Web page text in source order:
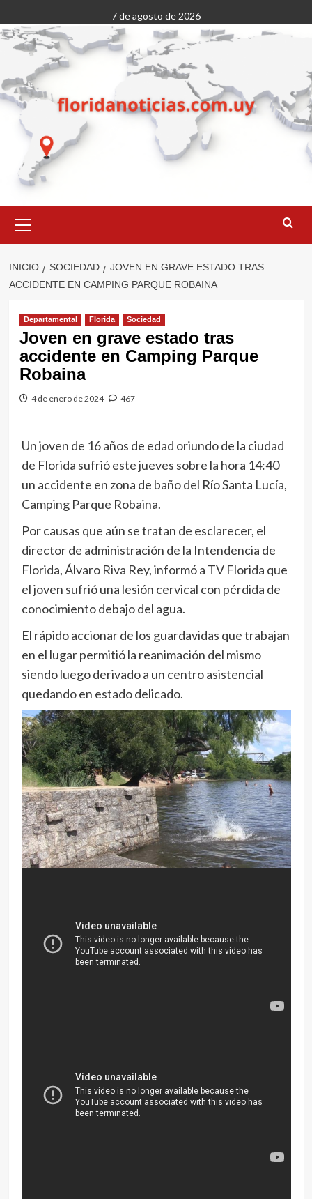
al
contenido
7 de agosto de 2026
primario
INICIO SOCIEDAD
JOVEN EN GRAVE ESTADO TRAS
ACCIDENTE EN CAMPING PARQUE ROBAINA
Departamental Florida Sociedad
Joven en grave estado tras
accidente en Camping Parque
Robaina
4 de enero de 2024 467
Un joven de 16 años de edad oriundo de la ciudad
de Florida sufrió este jueves sobre la hora 14:40
un accidente en zona de baño del Río Santa Lucía,
Camping Parque Robaina.
Por causas que aún se tratan de esclarecer, el
director de administración de la Intendencia de
Florida, Álvaro Riva Rey, informó a TV Florida que
el joven sufrió una lesión cervical con pérdida de
conocimiento debajo del agua.
El rápido accionar de los guardavidas que trabajan
en el lugar permitió la reanimación del mismo
siendo luego derivado a un centro asistencial
quedando en estado delicado.